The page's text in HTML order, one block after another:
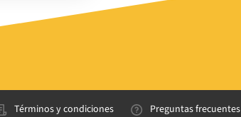
Términos y condiciones Preguntas frecuentes